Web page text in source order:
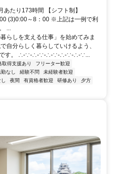
たり173時間 【シフト制】
(3)0:00～8：00 ※上記は一例で利
...
らしを支える仕事」を始めてみま
自分らしく暮らしていけるよう、
です。 ∴-∵-∴-∵-∴-∵-∴-∵-∴-∵...
取得支援あり
フリーター歓迎
なし 経験不問
未経験者歓迎
夜間 有資格者歓迎 研修あり
夕方